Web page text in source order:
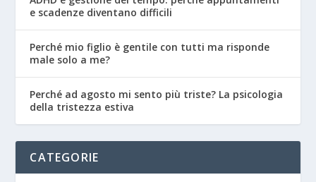
e scadenze diventano difficili
Perché mio figlio è gentile con tutti ma risponde
male solo a me?
Perché ad agosto mi sento più triste? La psicologia
della tristezza estiva
CATEGORIE